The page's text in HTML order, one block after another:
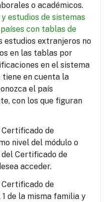
o académicos.
estudios de sistemas
con tablas de
estudios extranjeros no
en las tablas por
en el sistema
en cuenta la
el país
con los que figuran
Certificado de
nivel del módulo o
Certificado de
acceder.
Certificado de
de la misma familia y